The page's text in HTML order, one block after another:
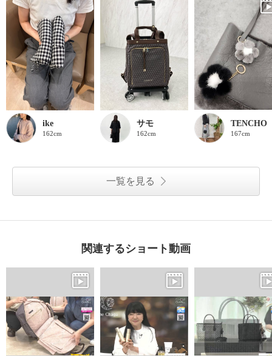
ike
162cm
サモ
162cm
TENCHO
167cm
一覧を見る
関連するショート動画